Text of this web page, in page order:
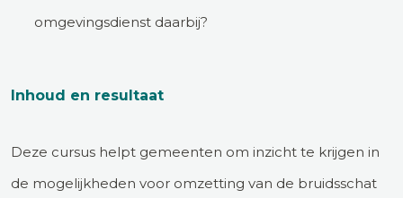
omgevingsdienst daarbij?
Inhoud en resultaat
Deze cursus helpt gemeenten om inzicht te krijgen in
de mogelijkheden voor omzetting van de bruidsschat